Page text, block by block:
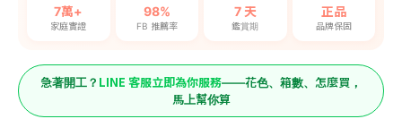
7萬+
家庭實證
98%
FB 推薦率
7 天
鑑賞期
正品
品牌保固
急著開工？ LINE 客服立即為你服務——花色、箱數、怎麼買，
馬上幫你算